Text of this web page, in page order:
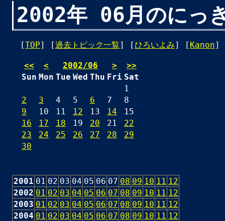
2002年 06月のにっ
[TOP] [過去トピック一覧] [ひろいよみ] [ Kanon]
<< < 2002/06 >
>>
Sun Mon Tue Wed Thu Fri Sat
1
2
3 4 5 6 7
8
9
10 11 12 13 14
15
16
17 18 19 20 21
22
23
24 25 26 27 28
29
30
2001 01 02 03 04 05 06 07 08 09 10 11 12
2002 01 02 03 04 05 06 07 08 09 10 11 12
2003 01 02 03 04 05 06 07 08 09 10 11 12
2004 01 02 03 04 05 06 07 08 09 10 11 12